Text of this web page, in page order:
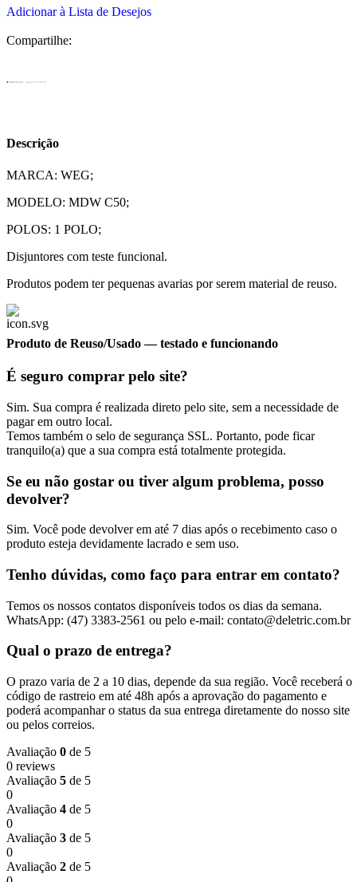
Adicionar à Lista de Desejos
Compartilhe:
Descrição
MARCA: WEG;
MODELO: MDW C50;
POLOS: 1 POLO;
Disjuntores com teste funcional.
Produtos podem ter pequenas avarias por serem material de reuso.
Produto de Reuso/Usado— testado e funcionando
É seguro comprar pelo site?
Sim. Sua compra é realizada direto pelo site, sem a necessidade de
pagar em outro local.
Temos também o selo de segurança SSL. Portanto, pode ficar
tranquilo(a) que a sua compra está totalmente protegida.
Se eu não gostar ou tiver algum problema, posso
devolver?
Sim. Você pode devolver em até 7 dias após o recebimento caso o
produto esteja devidamente lacrado e sem uso.
Tenho dúvidas, como faço para entrar em contato?
Temos os nossos contatos disponíveis todos os dias da semana.
WhatsApp: (47) 3383-2561 ou pelo e-mail: contato@deletric.com.br
Qual o prazo de entrega?
O prazo varia de 2 a 10 dias, depende da sua região. Você receberá o
código de rastreio em até 48h após a aprovação do pagamento e
poderá acompanhar o status da sua entrega diretamente do nosso site
ou pelos correios.
Avaliação 0 de 5
0 reviews
Avaliação 5 de 5
0
Avaliação 4 de 5
0
Avaliação 3 de 5
0
Avaliação 2 de 5